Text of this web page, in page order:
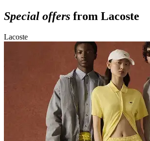
Special offers from Lacoste
Lacoste